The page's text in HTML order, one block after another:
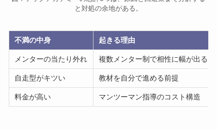
と対処の余地がある。
不満の中身 起きる理由
メンターの当たり外れ 複数メンター制で相性に幅が出る
自走型がキツい 教材を自分で進める前提
料金が高い マンツーマン指導のコスト構造